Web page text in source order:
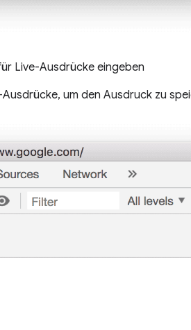
Live-Ausdrücke eingeben
um den Ausdruck zu